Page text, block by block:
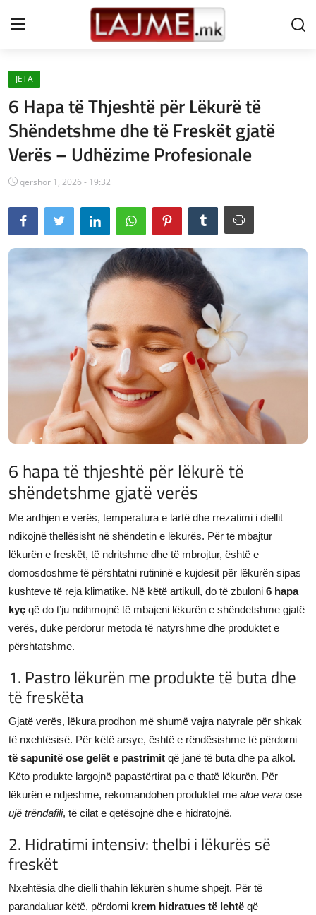
Shtëpi
LAJME MAQEDONI
SHQIPERI
KOSOVA
LAJME NGA BOTA
SHOWBIZ
Gallery
Shqip
JETA
6 Hapa të Thjeshtë për Lëkurë të
Shëndetshme dhe të Freskët gjatë
Verës – Udhëzime Profesionale
qershor 1, 2026 - 19:32
6 hapa të thjeshtë për lëkurë të
shëndetshme gjatë verës
Me ardhjen e verës, temperatura e lartë dhe rrezatimi i diellit
ndikojnë thellësisht në shëndetin e lëkurës. Për të mbajtur
lëkurën e freskët, të ndritshme dhe të mbrojtur, është e
domosdoshme të përshtatni rutininë e kujdesit për lëkurën sipas
kushteve të reja klimatike. Në këtë artikull, do të zbuloni 6 hapa
kyç që do t’ju ndihmojnë të mbajeni lëkurën e shëndetshme gjatë
verës, duke përdorur metoda të natyrshme dhe produktet e
përshtatshme.
1. Pastro lëkurën me produkte të buta dhe
të freskëta
Gjatë verës, lëkura prodhon më shumë vajra natyrale për shkak
të nxehtësisë. Për këtë arsye, është e rëndësishme të përdorni
të sapunitë ose gelët e pastrimit që janë të buta dhe pa alkol.
Këto produkte largojnë papastërtirat pa e thatë lëkurën. Për
lëkurën e ndjeshme, rekomandohen produktet me aloe vera ose
ujë trëndafili, të cilat e qetësojnë dhe e hidratojnë.
2. Hidratimi intensiv: thelbi i lëkurës së
freskët
Nxehtësia dhe dielli thahin lëkurën shumë shpejt. Për të
parandaluar këtë, përdorni krem hidratues të lehtë që